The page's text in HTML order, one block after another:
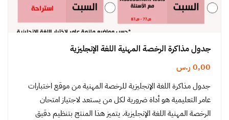
جدول مذاكرة الرخصة المهنية اللغة الإنجليزية
0,00 ر.س
جدول مذاكرة اللغة الإنجليزية للرخصة المهنية من موقع اختبارات
عامر التعليمية هو أداة ضرورية لكل من يستعد لاجتياز امتحان
الرخصة المهنية اللغة الإنجليزية. يتميز هذا المنتج بتنظيم دقيق